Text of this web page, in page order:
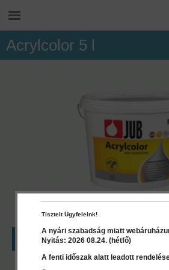
Acrylcolor 5 l
LEÍRÁS RÉSZLETEK
Tisztelt Ügyfeleink!
A nyári szabadság miatt
Nyitás: 2026 08.24. (hétfő)
A fenti időszak alatt leadott